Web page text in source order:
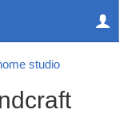
studio